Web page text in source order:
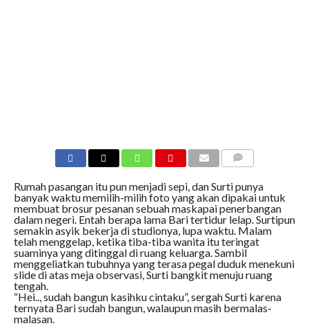
Rumah pasangan itu pun menjadi sepi, dan Surti punya
banyak waktu memilih-milih foto yang akan dipakai untuk
membuat brosur pesanan sebuah maskapai penerbangan
dalam negeri. Entah berapa lama Bari tertidur lelap. Surtipun
semakin asyik bekerja di studionya, lupa waktu. Malam
telah menggelap, ketika tiba-tiba wanita itu teringat
suaminya yang ditinggal di ruang keluarga. Sambil
menggeliatkan tubuhnya yang terasa pegal duduk menekuni
slide di atas meja observasi, Surti bangkit menuju ruang
tengah.
“Hei.., sudah bangun kasihku cintaku”, sergah Surti karena
ternyata Bari sudah bangun, walaupun masih bermalas-
malasan.